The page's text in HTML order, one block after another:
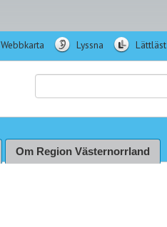
Webbkarta Lyssna Lättläst
Om Region Västernorrland